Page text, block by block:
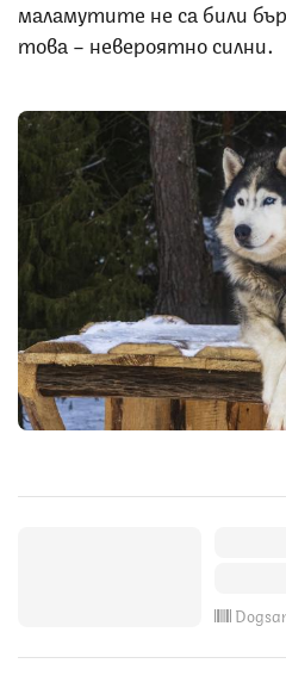
маламутите не са били
това – невероятно силни.